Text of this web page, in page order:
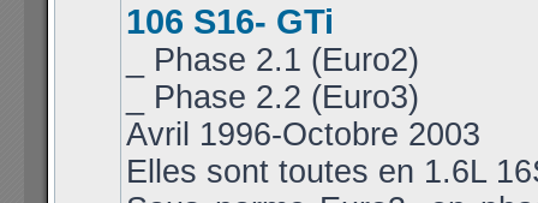
106 S16- GTi
_ Phase 2.1 (Euro2)
_ Phase 2.2 (Euro3)
Avril 1996-Octobre 2003
Elles sont toutes en 1.6L